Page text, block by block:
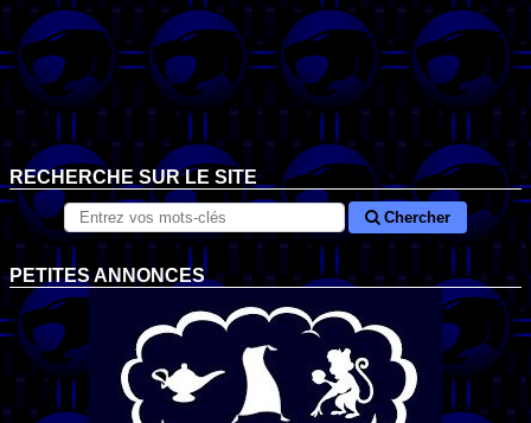
RECHERCHE SUR LE SITE
Chercher
PETITES ANNONCES